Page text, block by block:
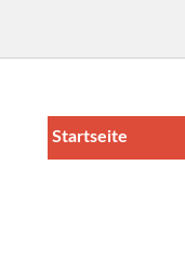
Startseite